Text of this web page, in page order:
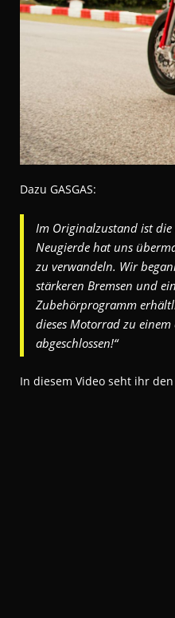
Dazu GASGAS:
Im Originalzustand ist die
Neugierde hat uns
zu verwandeln. Wir
stärkeren Bremsen und
Zubehörprogramm
dieses Motorrad zu
abgeschlossen!“
In diesem Video seht ihr